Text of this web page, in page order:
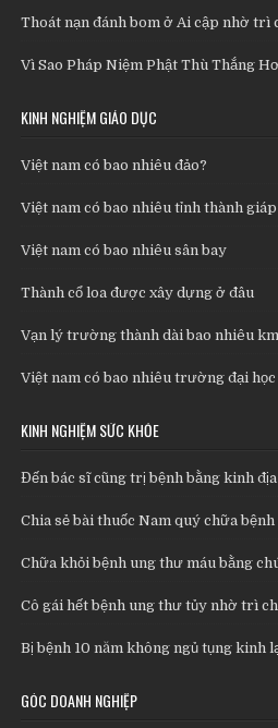
Thoát nạn đánh bom ở Ai cập nhờ trì
Vì Sao Pháp Niệm Phật Thù Thắng
KINH NGHIỆM GIÁO DỤC
Việt nam có bao nhiêu đảo?
Việt nam có bao nhiêu tỉnh thành
Việt nam có bao nhiêu sân bay
Thành cổ loa được xây dựng ở đâu
Vạn lý trường thành dài bao nhiêu km
Việt nam có bao nhiêu trường đại học
KINH NGHIỆM SỨC KHỎE
Đến bác sĩ cũng trị bệnh bằng kinh
Chia sẻ bài thuốc Nam quý chữa
Chữa khỏi bệnh ung thư máu bằng
Cô gái hết bệnh ung thư tủy nhờ trì
Bị bệnh 10 năm không ngủ tụng kinh
GÓC DOANH NGHIỆP